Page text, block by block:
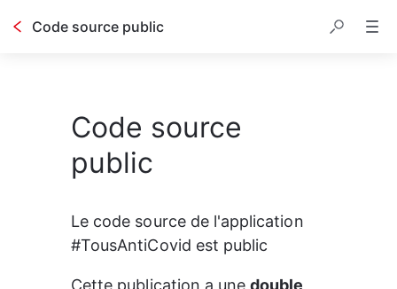
Code source public
Code source
public
Le code source de l'application
#TousAntiCovid est public
Cette publication a une double